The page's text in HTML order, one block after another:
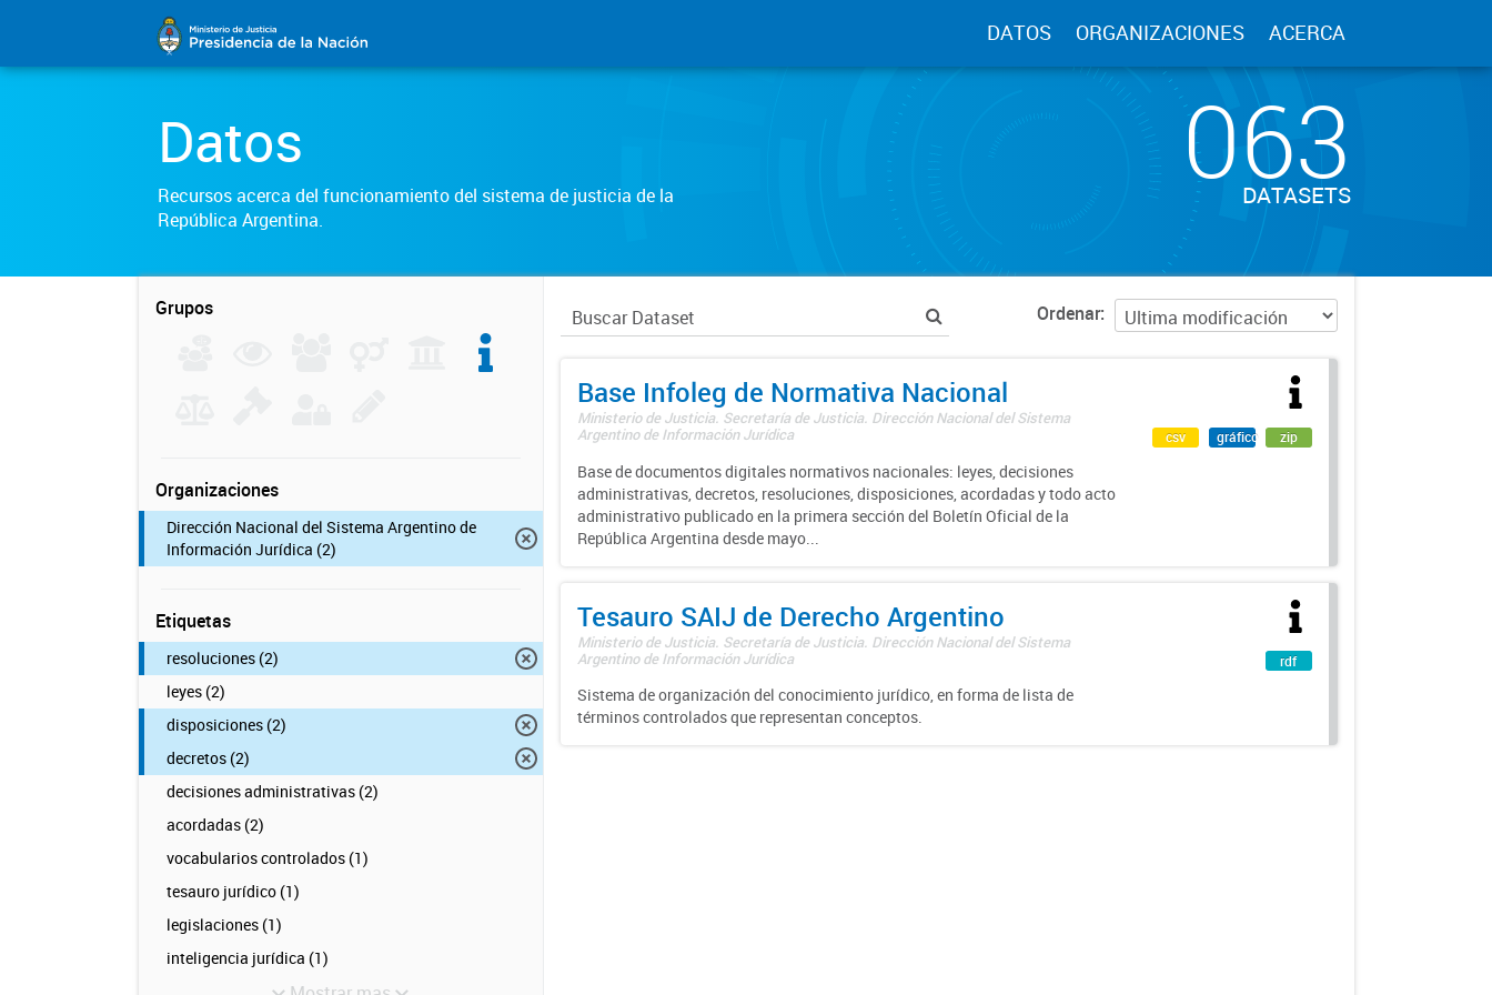
DATOS ORGANIZACIONES ACERCA
Datos
Recursos acerca del funcionamiento del sistema de justicia de la
República Argentina.
063
DATASETS
Grupos
Organizaciones
Dirección Nacional del Sistema Argentino de
Información Jurídica (2)
Etiquetas
resoluciones (2)
leyes (2)
disposiciones (2)
decretos (2)
decisiones administrativas (2)
acordadas (2)
vocabularios controlados (1)
tesauro jurídico (1)
legislaciones (1)
inteligencia jurídica (1)
Ordenar
Base Infoleg de Normativa Nacional
Ministerio de Justicia. Secretaría de Justicia. Dirección Nacional del Sistema
Argentino de Información Jurídica
Base de documentos digitales normativos nacionales: leyes, decisiones
administrativas, decretos, resoluciones, disposiciones, acordadas y todo acto
administrativo publicado en la primera sección del Boletín Oficial de la
República Argentina desde mayo...
csv gráfico zip
Tesauro SAIJ de Derecho Argentino
Ministerio de Justicia. Secretaría de Justicia. Dirección Nacional del Sistema
Argentino de Información Jurídica
Sistema de organización del conocimiento jurídico, en forma de lista de
términos controlados que representan conceptos.
rdf